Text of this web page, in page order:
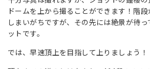
ドームを上から撮ることができます！階
しまいがちですが、その先には絶景が待
ットです。
では、早速頂上を目指して上りましょう！